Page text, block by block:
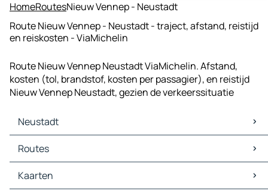
HomeRoutesNieuw Vennep - Neustadt
Route Nieuw Vennep - Neustadt - traject, afstand, reistijd
en reiskosten - ViaMichelin
Route Nieuw Vennep Neustadt ViaMichelin. Afstand,
kosten (tol, brandstof, kosten per passagier), en reistijd
Nieuw Vennep Neustadt, gezien de verkeerssituatie
Neustadt
Neustadt Kaarten
Neustadt Verkeer
Neustadt Hotels
Neustadt Restaurants
Routes
Routes Neustadt - Hamburg
Routes Neustadt - Eimsbüttel
Kaarten